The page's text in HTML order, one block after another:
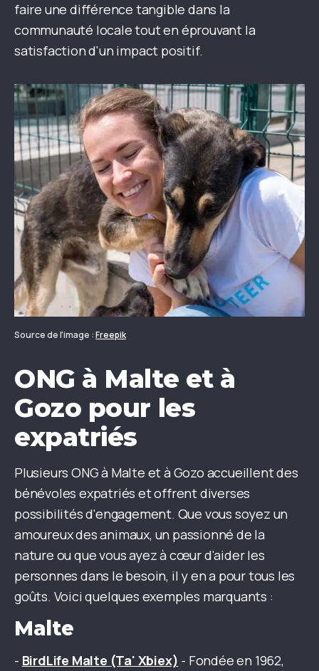
faire une différence tangible dans la
communauté locale tout en éprouvant la
satisfaction d'un impact positif.
Source de l'image :Freepik
ONG à Malte et à
Gozo pour les
expatriés
Plusieurs ONG à Malte et à Gozo accueillent des
bénévoles expatriés et offrent diverses
possibilités d'engagement. Que vous soyez un
amoureux des animaux, un passionné de la
nature ou que vous ayez à cœur d'aider les
personnes dans le besoin, il y en a pour tous les
goûts. Voici quelques exemples marquants :
Malte
- BirdLife Malte (Ta' Xbiex) - Fondée en 1962,